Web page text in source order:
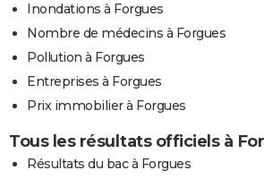
Inondations à Forgues
Nombre de médecins à Forgues
Pollution à Forgues
Entreprises à Forgues
Prix immobilier à Forgues
Tous les résultats officiels à
Résultats du bac à Forgues